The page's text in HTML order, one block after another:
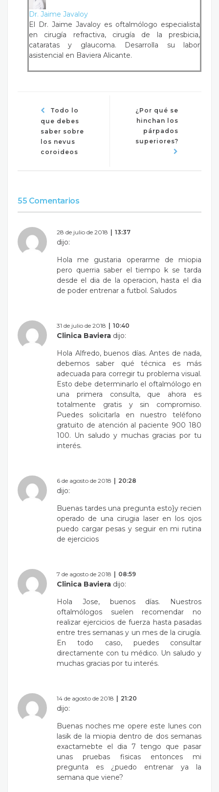
Dr. Jaime Javaloy
El Dr. Jaime Javaloy es oftalmólogo especialista
en cirugía refractiva, cirugía de la presbicia,
cataratas y glaucoma. Desarrolla su labor
asistencial en Baviera Alicante.
Todo lo
que debes
saber sobre
los nevus
coroideos
¿Por qué se
hinchan los
párpados
superiores?
55 Comentarios
28 de julio de 2018 13:37
dijo:
Hola me gustaria operarme de miopia
pero querria saber el tiempo k se tarda
desde el dia de la operacion, hasta el dia
de poder entrenar a futbol. Saludos
31 de julio de 2018 10:40
Clinica Baviera dijo:
Hola Alfredo, buenos días. Antes de nada,
debemos saber qué técnica es más
adecuada para corregir tu problema visual.
Esto debe determinarlo el oftalmólogo en
una primera consulta, que ahora es
totalmente gratis y sin compromiso.
Puedes solicitarla en nuestro teléfono
gratuito de atención al paciente 900 180
100. Un saludo y muchas gracias por tu
interés.
6 de agosto de 2018 20:28
dijo:
Buenas tardes una pregunta esto}y recien
operado de una cirugia laser en los ojos
puedo cargar pesas y seguir en mi rutina
de ejercicios
7 de agosto de 2018 08:59
Clinica Baviera dijo:
Hola Jose, buenos días. Nuestros
oftalmólogos suelen recomendar no
realizar ejercicios de fuerza hasta pasadas
entre tres semanas y un mes de la cirugía.
En todo caso, puedes consultar
directamente con tu médico. Un saludo y
muchas gracias por tu interés.
14 de agosto de 2018 21:20
dijo:
Buenas noches me opere este lunes con
lasik de la miopia dentro de dos semanas
exactamebte el dia 7 tengo que pasar
unas pruebas fisicas entonces mi
pregunta es ¿puedo entrenar ya la
semana que viene?